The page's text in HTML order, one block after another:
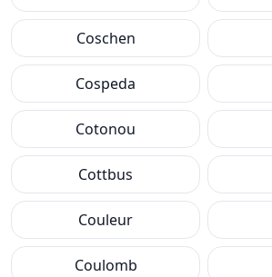
Coschen
Cospeda
Cotonou
Cottbus
Couleur
Coulomb